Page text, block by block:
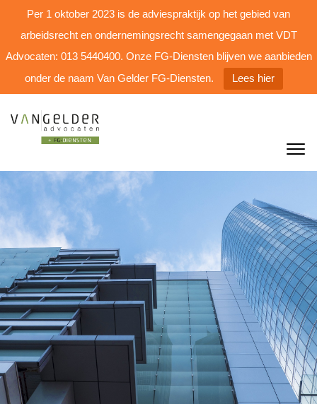
Per 1 oktober 2023 is de adviespraktijk op het gebied van
arbeidsrecht en ondernemingsrecht samengegaan met VDT
Advocaten: 013 5440400. Onze FG-Diensten blijven we aanbieden
onder de naam Van Gelder FG-Diensten.
Lees hier